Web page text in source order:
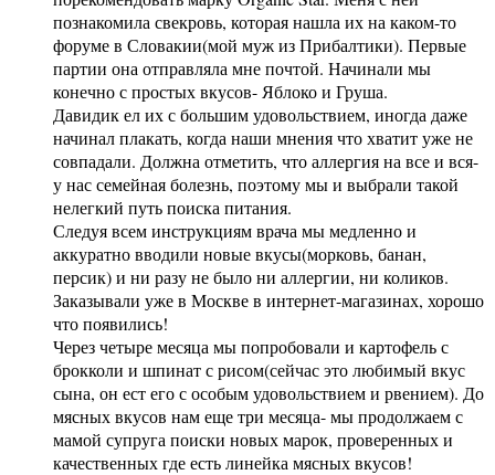
познакомила свекровь, которая нашла их на каком-то
форуме в Словакии(мой муж из Прибалтики). Первые
партии она отправляла мне почтой. Начинали мы
конечно с простых вкусов- Яблоко и Груша.
Давидик ел их с большим удовольствием, иногда даже
начинал плакать, когда наши мнения что хватит уже не
совпадали. Должна отметить, что аллергия на все и вся-
у нас семейная болезнь, поэтому мы и выбрали такой
нелегкий путь поиска питания.
Следуя всем инструкциям врача мы медленно и
аккуратно вводили новые вкусы(морковь, банан,
персик) и ни разу не было ни аллергии, ни коликов.
Заказывали уже в Москве в интернет-магазинах, хорошо
что появились!
Через четыре месяца мы попробовали и картофель с
брокколи и шпинат с рисом(сейчас это любимый вкус
сына, он ест его с особым удовольствием и рвением). До
мясных вкусов нам еще три месяца- мы продолжаем с
мамой супруга поиски новых марок, проверенных и
качественных где есть линейка мясных вкусов!